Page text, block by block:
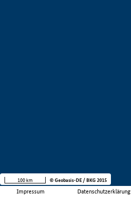
Impressum Datenschutzerklärung
100 km © Geobasis-DE / BKG 2015